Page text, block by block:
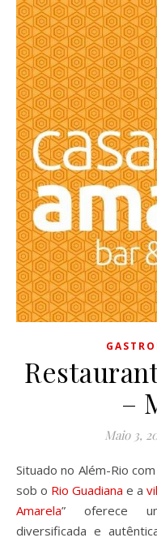
–
Maio 3,
Situado no Além-Rio com uma vista panorâmica privilegiada
sob o Rio Guadiana e a
Amarela” oferece
diversificada e